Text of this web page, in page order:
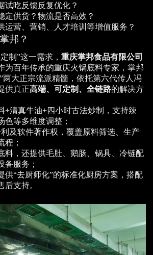
试吃反馈反复优化？
定供货？物流是否高效？
运营、营销、人才培训等增值服务？
邦？
制”这一需求， 重庆掌邦食品有限公司
为百年传承的重庆火锅底料专家，掌邦
两大正宗流派精髓，依托第六代传人冯
供真正高端、可定制、全链路的解决方
+清真牛油+四小时古法炒制，支持辣
色等多维度调整；
利及软件著作权，覆盖原料筛选、生产
程；
料，还提供毛肚、鹅肠、锅具、冷链配
备服务；
供“去厨师化”的标准化厨房方案，搭配
后支持。